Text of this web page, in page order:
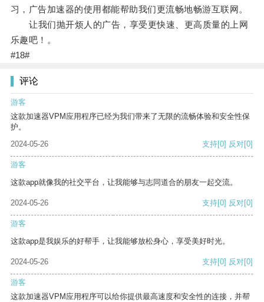
习，广告加速器的使用都能帮助我们更流畅地畅游互联网。
让我们抛开烦人的广告，享受更快速、更高质量的上网
乐趣吧！。
#18#
评论
游客
这款加速器VPM应用程序已经为我们带来了无限的流畅体验和安全性保
护。
2024-05-26
支持[0] 反对[0]
游客
这款app就像我的社交平台，让我能够与志同道合的朋友一起交流。
2024-05-26 支持[0] 反对[0]
游客
这款app是我娱乐的好帮手，让我能够放松身心，享受美好时光。
2024-05-26 支持[0] 反对[0]
游客
这款加速器VPM应用程序可以给你提供最高速度和安全性的连接，并帮